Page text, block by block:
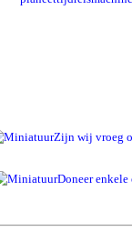
Zijn wij vroeg
Doneer enkele